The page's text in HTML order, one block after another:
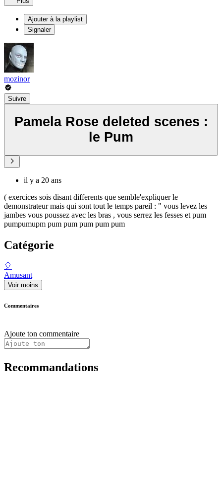
Ajouter à la playlist
Signaler
mozinor
Suivre
Pamela Rose deleted scenes :
le Pum
il y a 20 ans
( exercices sois disant differents que semble'expliquer le
demonstrateur mais qui sont tout le temps pareil : " vous levez les
jambes vous poussez avec les bras , vous serrez les fesses et pum
pumpumupm pum pum pum pum pum
Catégorie
🎈
Amusant
Voir moins
Commentaires
Ajoute ton commentaire
Recommandations